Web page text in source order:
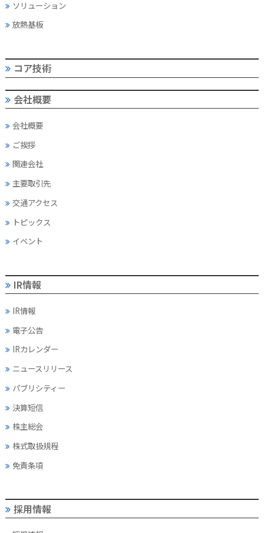
ソリューション
放熱基板
コア技術
会社概要
会社概要
ご挨拶
関連会社
主要取引先
交通アクセス
トピックス
イベント
IR情報
IR情報
電子公告
IRカレンダー
ニュースリリース
パブリシティー
決算短信
株主総会
株式取扱規程
免責条項
採用情報